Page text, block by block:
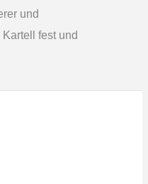
und
fest und